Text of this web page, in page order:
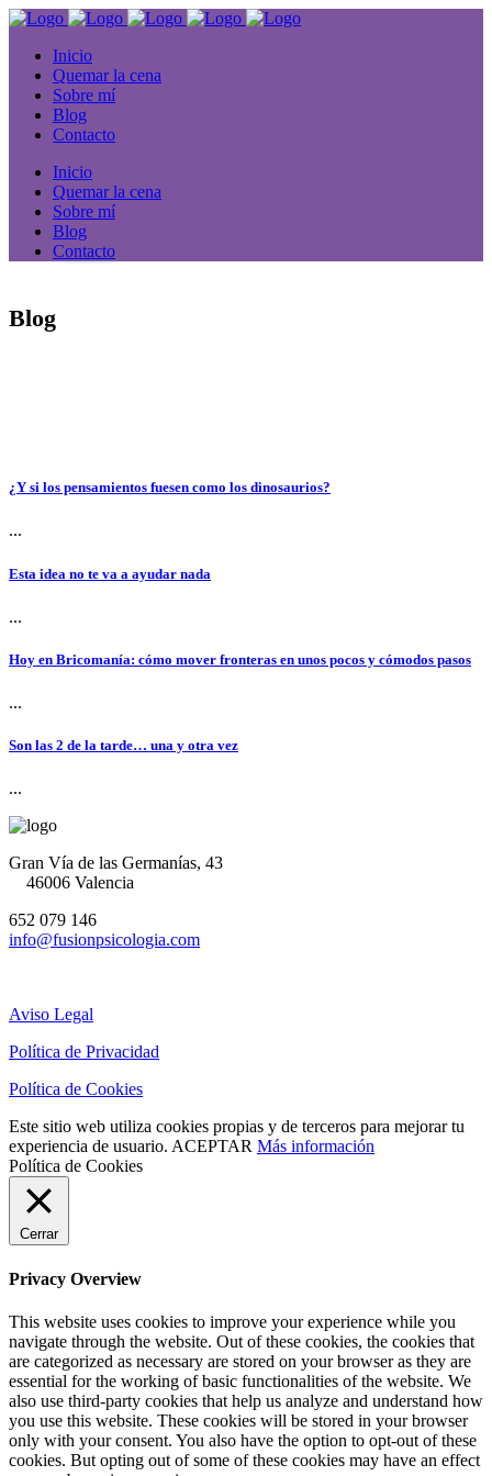
Inicio
Quemar la cena
Sobre mí
Blog
Contacto
Inicio
Quemar la cena
Sobre mí
Blog
Contacto
Blog
¿Y si los pensamientos fuesen como los dinosaurios?
...
Esta idea no te va a ayudar nada
...
Hoy en Bricomanía: cómo mover fronteras en unos pocos y cómodos pasos
...
Son las 2 de la tarde… una y otra vez
...
Gran Vía de las Germanías, 43
46006 Valencia
652 079 146
info@fusionpsicologia.com
Aviso Legal
Política de Privacidad
Política de Cookies
Este sitio web utiliza cookies propias y de terceros para mejorar tu
experiencia de usuario. ACEPTAR Más información
Política de Cookies
Cerrar
Privacy Overview
This website uses cookies to improve your experience while you
navigate through the website. Out of these cookies, the cookies that
are categorized as necessary are stored on your browser as they are
essential for the working of basic functionalities of the website. We
also use third-party cookies that help us analyze and understand how
you use this website. These cookies will be stored in your browser
only with your consent. You also have the option to opt-out of these
cookies. But opting out of some of these cookies may have an effect